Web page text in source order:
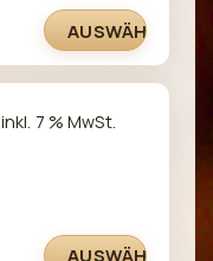
AUSWÄHLEN
inkl. 7 % MwSt.
AUSWÄHLEN